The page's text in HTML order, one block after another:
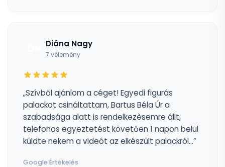
Diána Nagy
7 vélemény
„Szívből ajánlom a céget! Egyedi figurás
palackot csináltattam, Bartus Béla Úr a
szabadsága alatt is rendelkezèsemre állt,
telefonos egyeztetést követően 1 napon belül
küldte nekem a videót az elkészült palackról...”
Google Értékelés